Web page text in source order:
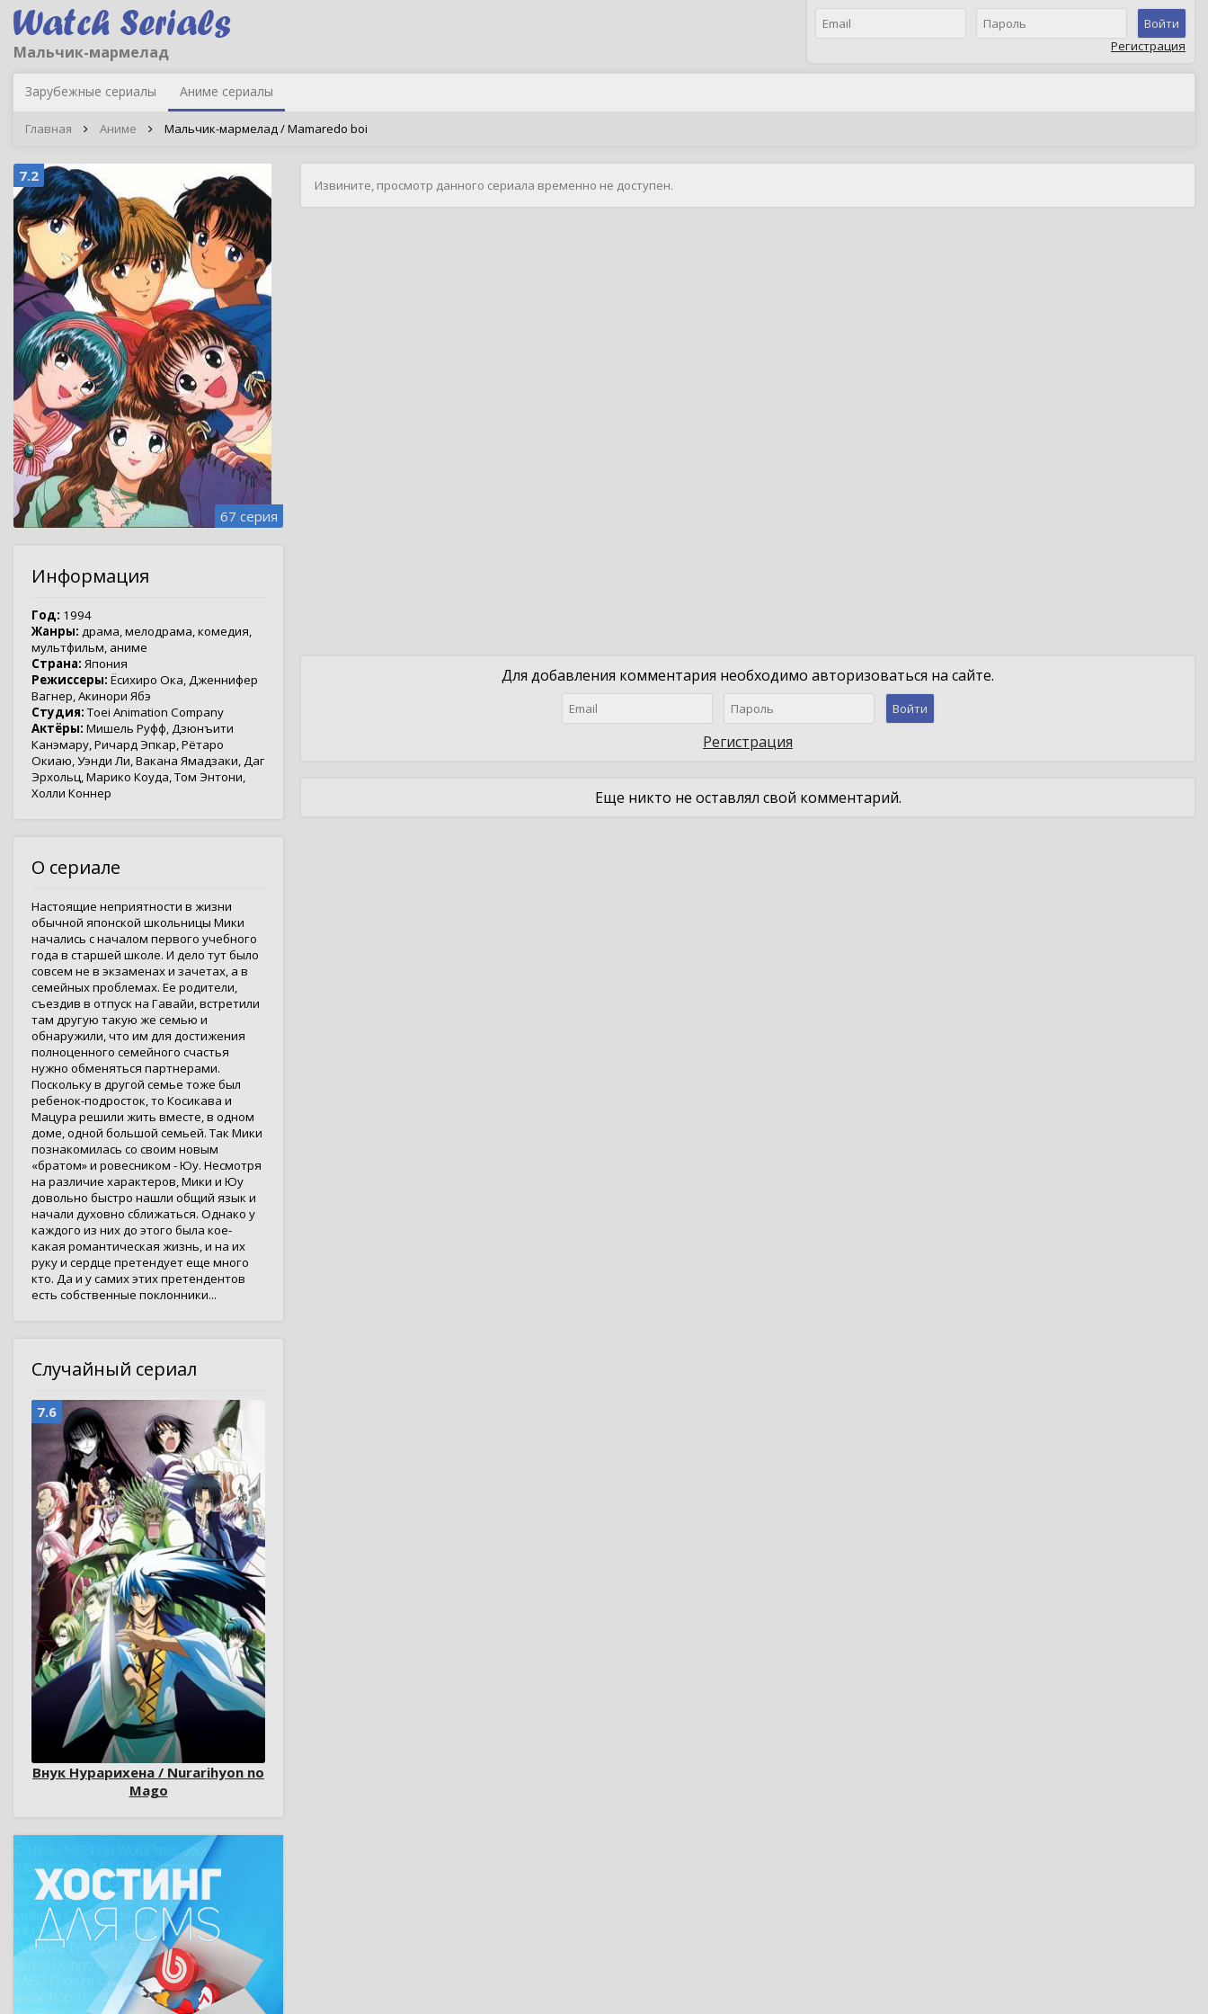
Мальчик-мармелад
Войти
Регистрация
Зарубежные сериалы Аниме сериалы
Главная Аниме Мальчик-мармелад / Mamaredo boi
7.2
67 серия
Информация
Год: 1994
Жанры: драма,мелодрама,комедия,
мультфильм, аниме
Страна: Япония
Режиссеры: Ёсихиро Ока,Дженнифер
Вагнер,Акинори Ябэ
Студия: Toei Animation Company
Актёры: Мишель Руфф,Дзюнъити
Канэмару,Ричард Эпкар,Рётаро
Окиаю,Уэнди Ли,Вакана Ямадзаки,Даг
Эрхольц,Марико Коуда,Том Энтони,
Холли Коннер
О сериале
Настоящие неприятности в жизни
обычной японской школьницы Мики
начались с началом первого учебного
года в старшей школе. И дело тут было
совсем не в экзаменах и зачетах, а в
семейных проблемах. Ее родители,
съездив в отпуск на Гавайи, встретили
там другую такую же семью и
обнаружили, что им для достижения
полноценного семейного счастья
нужно обменяться партнерами.
Поскольку в другой семье тоже был
ребенок-подросток, то Косикава и
Мацура решили жить вместе, в одном
доме, одной большой семьей. Так Мики
познакомилась со своим новым
«братом» и ровесником - Юу. Несмотря
на различие характеров, Мики и Юу
довольно быстро нашли общий язык и
начали духовно сближаться. Однако у
каждого из них до этого была кое-
какая романтическая жизнь, и на их
руку и сердце претендует еще много
кто. Да и у самих этих претендентов
есть собственные поклонники...
Случайный сериал
7.6
Внук Нурарихена / Nurarihyon no
Mago
Извините, просмотр данного сериала временно не доступен.
Для добавления комментария необходимо авторизоваться на сайте.
Войти
Регистрация
Еще никто не оставлял свой комментарий.